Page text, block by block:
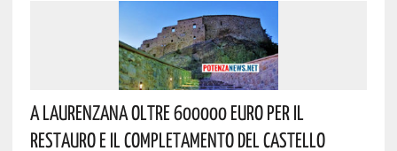
A Laurenzana Oltre 600000 Euro Per Il
Restauro E Il Completamento Del Castello